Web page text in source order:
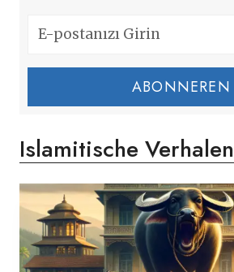
ABONNEREN
Islamitische Verhalen